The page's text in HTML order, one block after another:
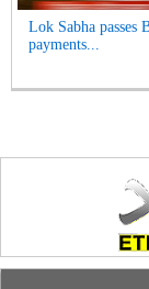
Lok Sabha
payments...